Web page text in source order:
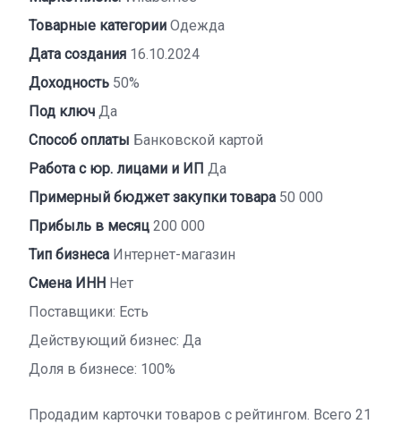
Товарные категории Одежда
Дата создания 16.10.2024
Доходность 50%
Под ключ Да
Способ оплаты Банковской картой
Работа с юр. лицами и ИП Да
Примерный бюджет закупки товара 50 000
Прибыль в месяц 200 000
Тип бизнеса Интернет-магазин
Смена ИНН Нет
Поставщики: Есть
Действующий бизнес: Да
Доля в бизнесе: 100%
Продадим карточки товаров с рейтингом. Всего 21